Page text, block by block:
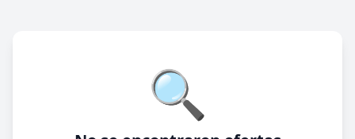
🔍 Buscar
Modalidad de trabajo🔍